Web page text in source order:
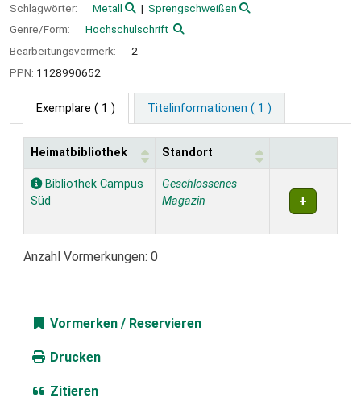
Schlagwörter:
Metall
Sprengschweißen
Genre/Form:
Hochschulschrift
Bearbeitungsvermerk:
2
PPN: 1128990652
Exemplare ( 1 ) Titelinformationen ( 1 )
Exemplare
Heimatbibliothek Standort
Bibliothek Campus
Süd
Geschlossenes
Magazin
Anzahl Vormerkungen: 0
Vormerken
Drucken
Zitieren